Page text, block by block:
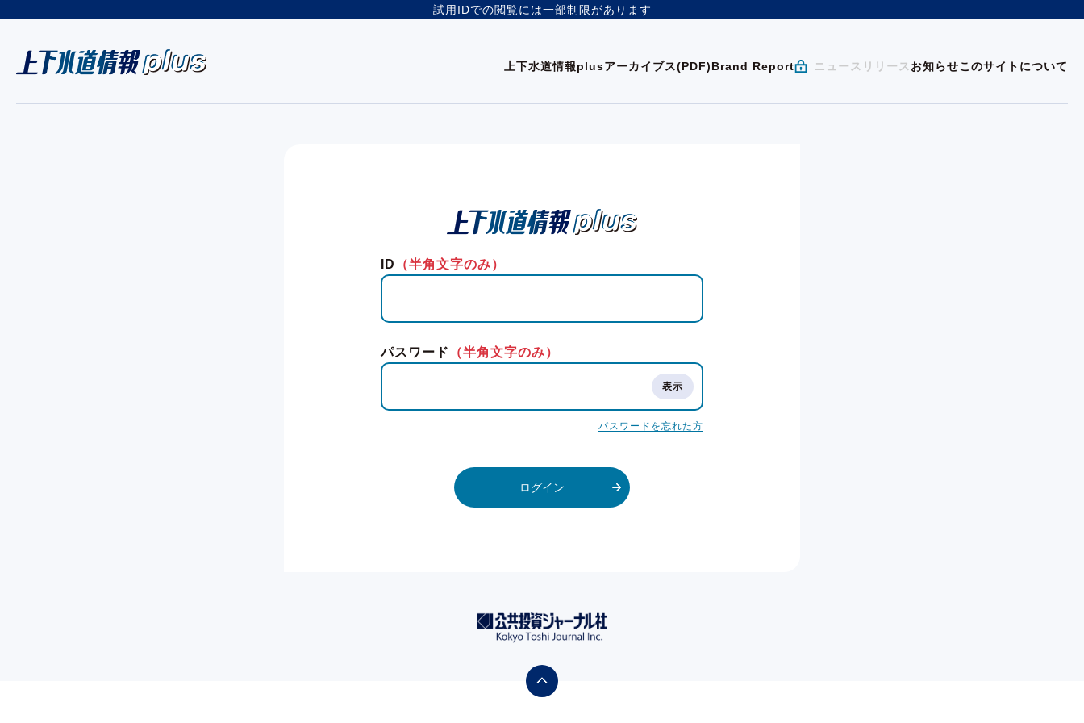
試用IDでの閲覧には一部制限があります
上下水道情報plusアーカイブス(PDF)Brand Report ニュースリリース お知らせこのサイトについて
ID （半角文字のみ）
パスワード （半角文字のみ）
パスワードを忘れた方
ログイン